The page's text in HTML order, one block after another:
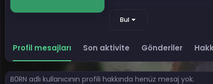
Bul
Profil mesajları Son aktivite Gönderiler
B0RN adlı kullanıcının profili hakkında henüz mesaj yok.